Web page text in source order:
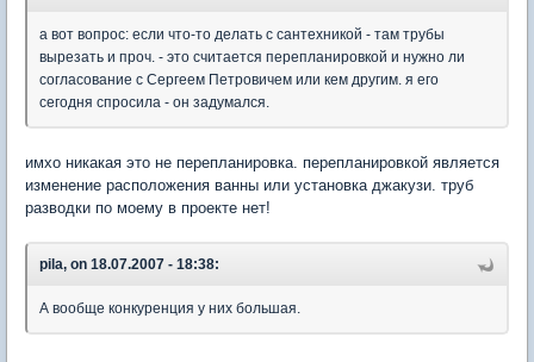
а вот вопрос: если что-то делать с сантехникой - там трубы
вырезать и проч. - это считается перепланировкой и нужно ли
согласование с Сергеем Петровичем или кем другим. я его
сегодня спросила - он задумался.
имхо никакая это не перепланировка. перепланировкой является
изменение расположения ванны или установка джакузи. труб
разводки по моему в проекте нет!
pila, on 18.07.2007 - 18:38:
А вообще конкуренция у них большая.